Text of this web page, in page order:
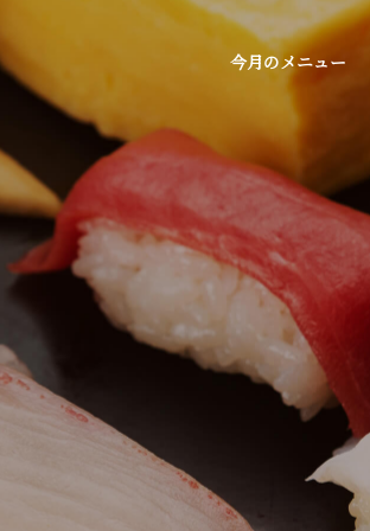
今月のメニュー